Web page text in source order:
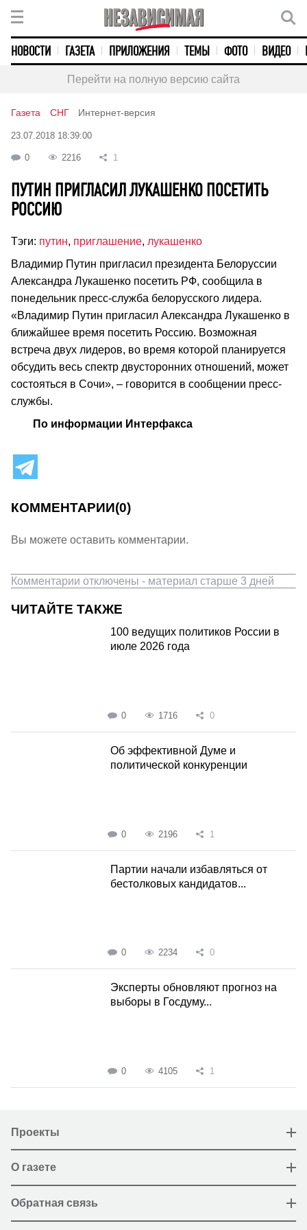
НОВОСТИ ГАЗЕТА ПРИЛОЖЕНИЯ ТЕМЫ ФОТО ВИДЕО
Перейти на полную версию сайта
Газета СНГ Интернет-версия
23.07.2018 18:39:00
0 2216 1
ПУТИН ПРИГЛАСИЛ ЛУКАШЕНКО ПОСЕТИТЬ
РОССИЮ
Тэги: путин, приглашение, лукашенко
Владимир Путин пригласил президента Белоруссии
Александра Лукашенко посетить РФ, сообщила в
понедельник пресс-служба белорусского лидера.
«Владимир Путин пригласил Александра Лукашенко в
ближайшее время посетить Россию. Возможная
встреча двух лидеров, во время которой планируется
обсудить весь спектр двусторонних отношений, может
состояться в Сочи», – говорится в сообщении пресс-
службы.
По информации Интерфакса
КОММЕНТАРИИ(0)
Вы можете оставить комментарии.
Комментарии отключены - материал старше 3 дней
ЧИТАЙТЕ ТАКЖЕ
100 ведущих политиков России в
июле 2026 года
0 1716 0
Об эффективной Думе и
политической конкуренции
0 2196 1
Партии начали избавляться от
бестолковых кандидатов...
0 2234 0
Эксперты обновляют прогноз на
выборы в Госдуму...
0 4105 1
Проекты
О газете
Обратная связь